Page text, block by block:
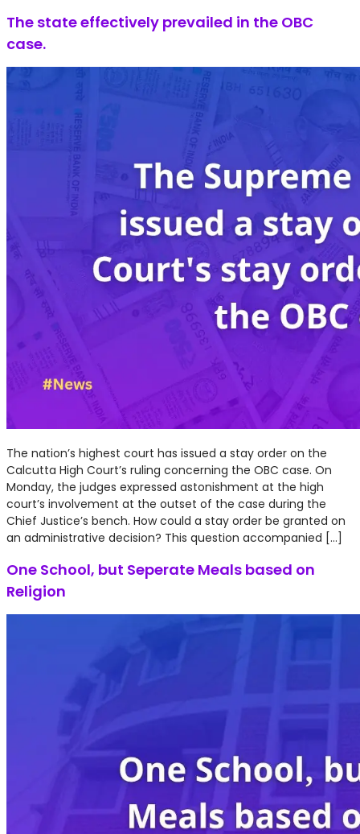
The state effectively prevailed in the OBC
case.
The nation’s highest court has issued a stay order on the
Calcutta High Court’s ruling concerning the OBC case. On
Monday, the judges expressed astonishment at the high
court’s involvement at the outset of the case during the
Chief Justice’s bench. How could a stay order be granted on
an administrative decision? This question accompanied […]
One School, but Seperate Meals based on
Religion